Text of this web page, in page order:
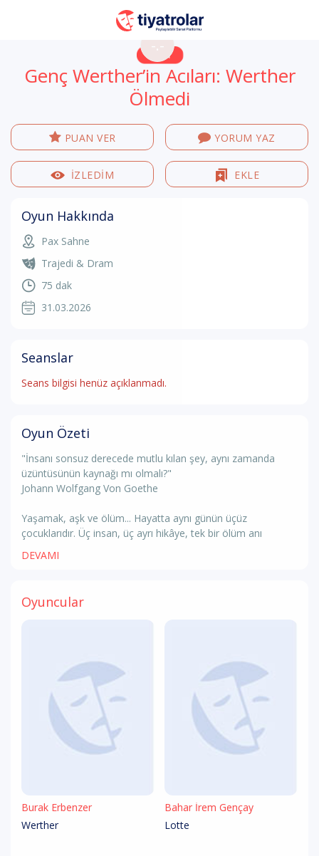
-.-
Genç Werther’in Acıları: Werther
Ölmedi
PUAN VER YORUM YAZ
İZLEDİM EKLE
Oyun Hakkında
Pax Sahne
Trajedi & Dram
75 dak
31.03.2026
Seanslar
Seans bilgisi henüz açıklanmadı.
Oyun Özeti
"İnsanı sonsuz derecede mutlu kılan şey, aynı zamanda
üzüntüsünün kaynağı mı olmalı?"
Johann Wolfgang Von Goethe
Yaşamak, aşk ve ölüm... Hayatta aynı günün üçüz
çocuklarıdır. Üç insan, üç ayrı hikâye, tek bir ölüm anı
DEVAMI
Oyuncular
Burak Erbenzer
Werther
Bahar İrem Gençay
Lotte